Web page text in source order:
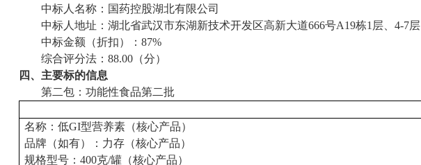
中标人 名称：国药控股湖北有限公司
中标人地址：湖北省武汉市东湖新技术开发区高新大道666号A19栋1层、4-7层
中标金额（折扣）： 87%
综合评分法： 88.00（分）
四、主要标的信息
第二包：功能性食品第二批
名称：低GI型营养素（核心产品）
品牌（如有）
：力存（核心产品）
规格型号： 400克/罐（核心产品）